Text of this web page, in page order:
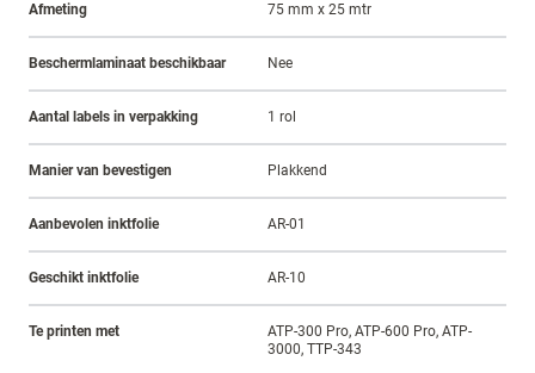
Afmeting 75 mm x 25 mtr
Beschermlaminaat beschikbaar Nee
Aantal labels in verpakking 1 rol
Manier van bevestigen Plakkend
Aanbevolen inktfolie AR-01
Geschikt inktfolie AR-10
Te printen met
ATP-300 Pro, ATP-600 Pro, ATP-
3000, TTP-343